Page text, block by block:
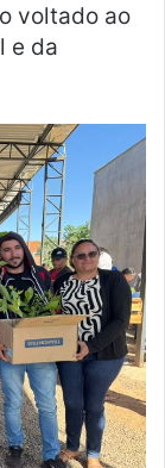
voltado ao
e da